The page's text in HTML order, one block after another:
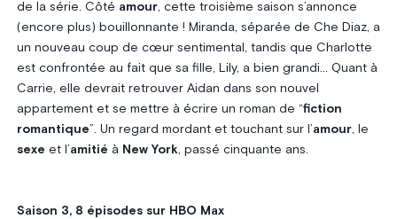
de la série. Côté amour, cette troisième saison s’annonce
(encore plus) bouillonnante ! Miranda, séparée de Che Diaz, a
un nouveau coup de cœur sentimental, tandis que Charlotte
est confrontée au fait que sa fille, Lily, a bien grandi… Quant à
Carrie, elle devrait retrouver Aidan dans son nouvel
appartement et se mettre à écrire un roman de “fiction
romantique”. Un regard mordant et touchant sur l’amour, le
sexe et l’amitié à New York, passé cinquante ans.
Saison 3, 8 épisodes sur HBO Max